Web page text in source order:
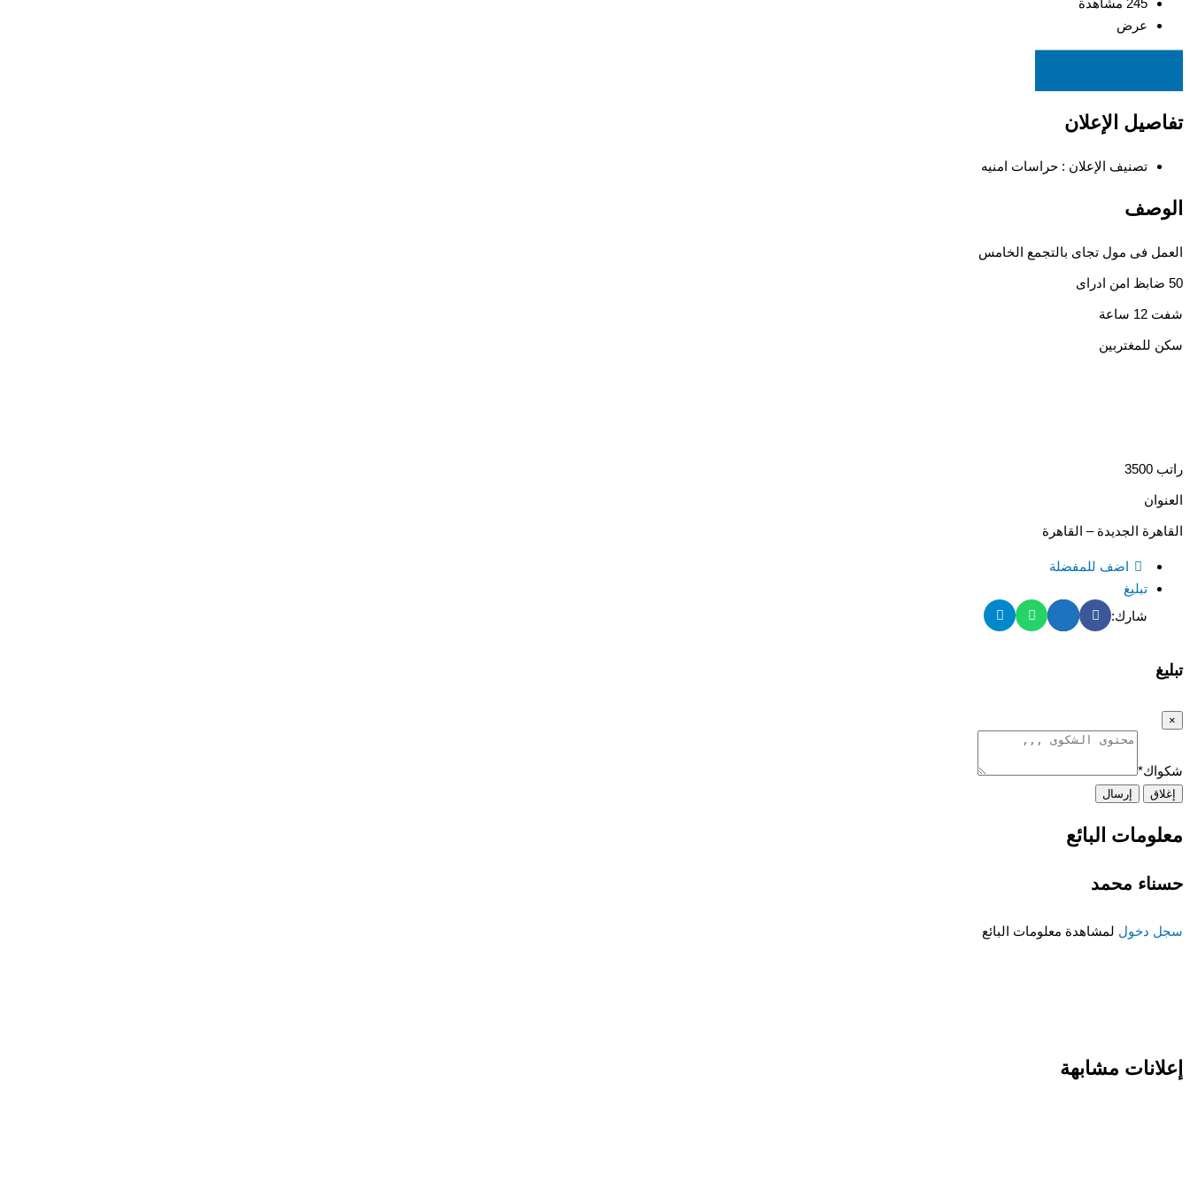
245 مشاهدة
عرض
تفاصيل الإعلان
تصنيف الإعلان : حراسات امنيه
الوصف
العمل فى مول تجاى بالتجمع الخامس
50 ضابظ امن ادراى
شفت 12 ساعة
سكن للمغتربين
راتب 3500
العنوان
القاهرة الجديدة – القاهرة
اضف للمفضلة
تبليغ
شارك:
تبليغ
×
شكواك*
إغلاق إرسال
معلومات البائع
حسناء محمد
سجل دخول لمشاهدة معلومات البائع
إعلانات مشابهة